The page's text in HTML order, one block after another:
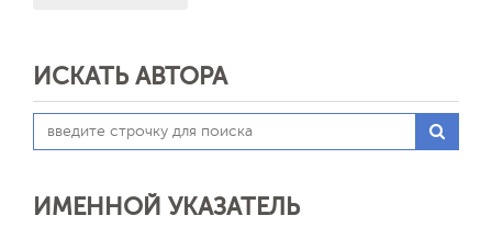
ИСКАТЬ АВТОРА
ИМЕННОЙ УКАЗАТЕЛЬ